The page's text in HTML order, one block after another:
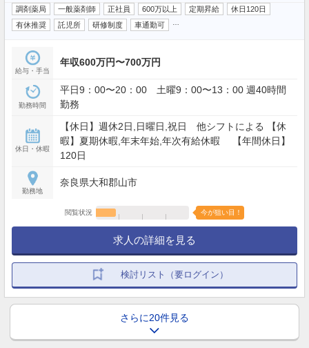
調剤薬局 一般薬剤師 正社員 600万以上 定期昇給
休日120日
有休推奨
託児所 研修制度 車通勤可
給与・手当
年収600万円〜700万円
勤務時間
平日9：00〜20：00 土曜9：00〜13：00 週40時間
勤務
休日・休暇
【休日】週休2日,日曜日,祝日 他シフトによる 【休
暇】夏期休暇,年末年始,年次有給休暇 【年間休日】
120日
勤務地
奈良県大和郡山市
閲覧状況 今が狙い目！
求人の詳細を見る
検討リスト（要ログイン）
さらに20件見る